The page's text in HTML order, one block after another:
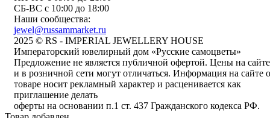
СБ-ВС с 10:00 до 18:00
Наши сообщества:
jewel@russammarket.ru
2025 © RS - IMPERIAL JEWELLERY HOUSE
Императорский ювелирный дом «Русские самоцветы»
Предложение не является публичной офертой. Цены на сайте
и в розничной сети могут отличаться. Информация на сайте о
товаре носит рекламный характер и расценивается как
приглашение делать
оферты на основании п.1 ст. 437 Гражданского кодекса РФ.